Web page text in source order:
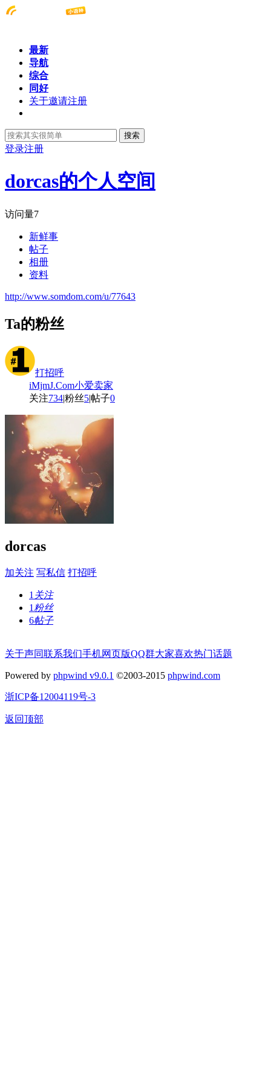
最新
导航
综合
同好
关于邀请注册
搜索
登录注册
dorcas的个人空间
访问量7
新鲜事
帖子
相册
资料
http://www.somdom.com/u/77643
Ta的粉丝
打招呼
iMjmJ.Com小爱卖家
关注734|粉丝5|帖子0
dorcas
加关注 写私信 打招呼
1 关注
1 粉丝
6帖子
关于声同联系我们手机网页版QQ群大家喜欢热门话题
Powered by phpwind v9.0.1 ©2003-2015 phpwind.com
浙ICP备12004119号-3
返回顶部